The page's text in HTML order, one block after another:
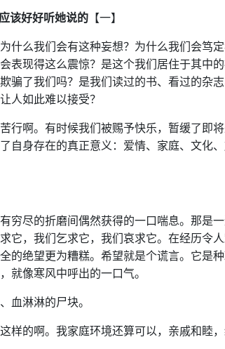
该好好听她说的 【一】
什么我们会有这种妄想？为什么我们会笃
表现得这么震惊？是这个我们居住于其中的
骗了我们吗？是我们读过的书、看过的杂志
人如此难以接受？
行啊。有时候我们被赐予快乐，暂缓了即
自身存在的真正意义：爱情、家庭、文化
穷尽的折磨间偶然获得的一口喘息。那是
它，我们乞求它，我们哀求它。在经历令
的绝望更为糟糕。希望就是个谎言。它是
就像寒风中呼出的一口气。
血淋淋的尸块。
样的啊。我家庭环境还算可以，亲戚和睦，